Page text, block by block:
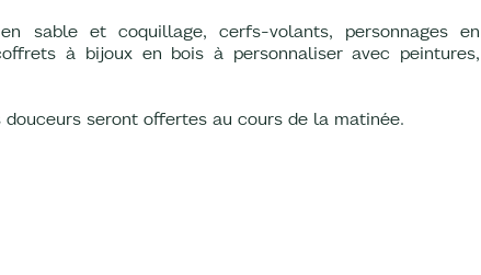
sable et coquillage, cerfs-volants, personnages en
à bijoux en bois à personnaliser avec peintures,
douceurs seront offertes au cours de la matinée.